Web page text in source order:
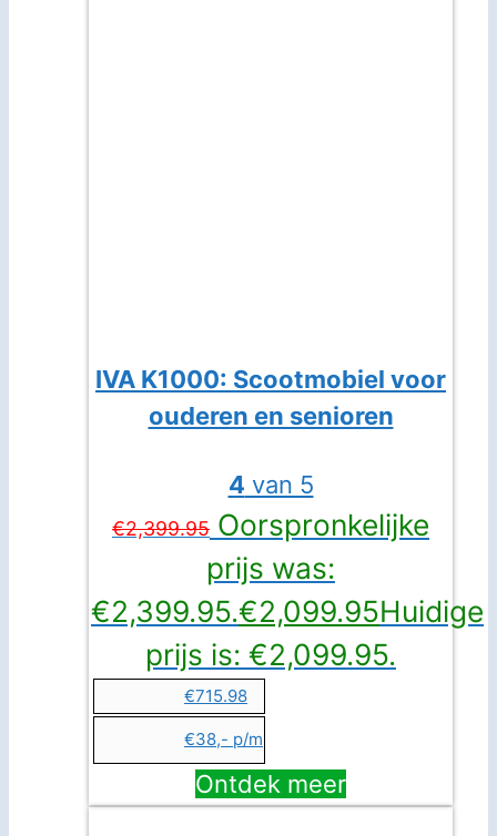
IVA K1000: Scootmobiel voor
ouderen en senioren
4 van 5
€2,399.95 Oorspronkelijke
prijs was:
€2,399.95.€2,099.95Huidige
prijs is: €2,099.95.
€715.98
€38,- p/m
Ontdek meer